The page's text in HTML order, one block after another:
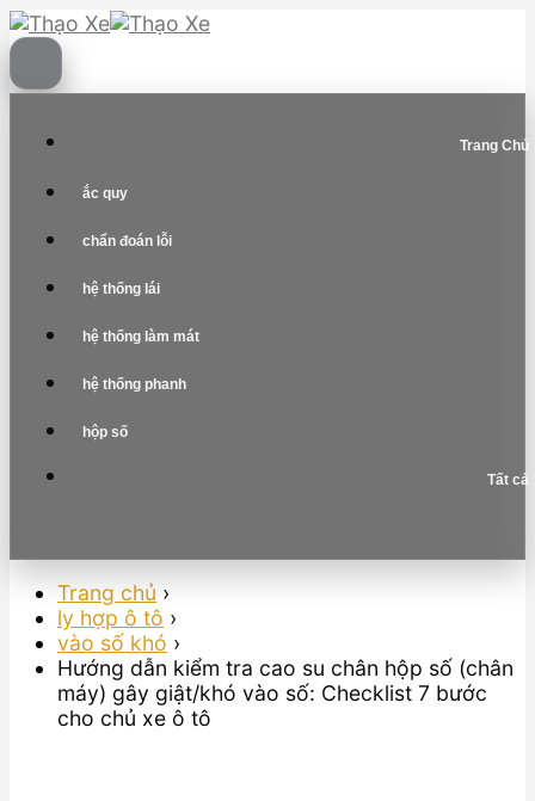
Skip
to
content
Trang Chủ
ắc quy
chẩn đoán lỗi
hệ thống lái
hệ thống làm mát
hệ thống phanh
hộp số
Tất cả
Trang chủ ›
ly hợp ô tô ›
vào số khó ›
Hướng dẫn kiểm tra cao su chân hộp số (chân
máy) gây giật/khó vào số: Checklist 7 bước
cho chủ xe ô tô